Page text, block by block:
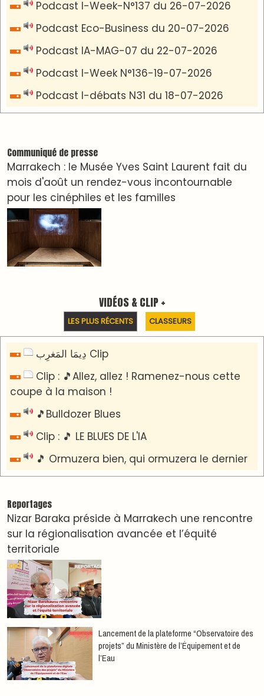
LES PLUS RÉCENTS CLASSEURS
دِيمَا المَغرِب Clip
Clip : 🎵Allez, allez ! Ramenez-nous cette
🎵Bulldozer Blues
Clip : 🎵 LE BLUES DE L'IA
🎵 Ormuzera bien, qui ormuzera le dernier
Reportages
Nizar Baraka préside à Marrakech une rencontre
sur la régionalisation avancée et l’équité
projets” du Ministère de l’Équipement et de
l’Eau
AGENDA CULTUREL
Dunia Batma en Tournée à Tanger
World Tour 2026
Nacim Haddad débarque à Tanger : Le Souffle
du Nord s'éveille !
Nacim Haddad Ayta World Tour à Rabat ( 4ème
date )
Hatim Ammor En Concert Exclusif à Tanger : Un
show Live Exceptionnel Cet été !